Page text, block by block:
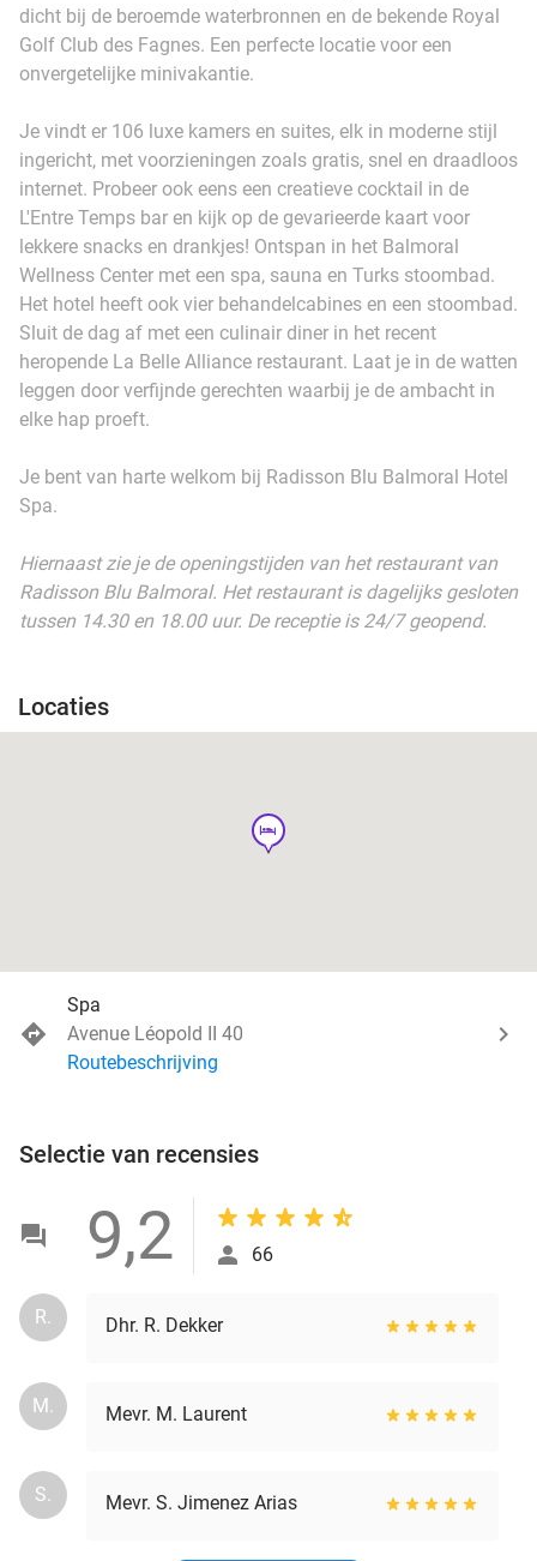
dicht bij de beroemde waterbronnen en de bekende Royal
Golf Club des Fagnes. Een perfecte locatie voor een
onvergetelijke minivakantie.
Je vindt er 106 luxe kamers en suites, elk in moderne stijl
ingericht, met voorzieningen zoals gratis, snel en draadloos
internet. Probeer ook eens een creatieve cocktail in de
L'Entre Temps bar en kijk op de gevarieerde kaart voor
lekkere snacks en drankjes! Ontspan in het Balmoral
Wellness Center met een spa, sauna en Turks stoombad.
Het hotel heeft ook vier behandelcabines en een stoombad.
Sluit de dag af met een culinair diner in het recent
heropende La Belle Alliance restaurant. Laat je in de watten
leggen door verfijnde gerechten waarbij je de ambacht in
elke hap proeft.
Je bent van harte welkom bij Radisson Blu Balmoral Hotel
Spa.
Hiernaast zie je de openingstijden van het restaurant van
Radisson Blu Balmoral. Het restaurant is dagelijks gesloten
tussen 14.30 en 18.00 uur. De receptie is 24/7 geopend.
Locaties
hotel
Spa
Avenue Léopold II 40
Routebeschrijving
Selectie van recensies
9,2 66
R. Dhr. R. Dekker
M. Mevr. M. Laurent
S. Mevr. S. Jimenez Arias